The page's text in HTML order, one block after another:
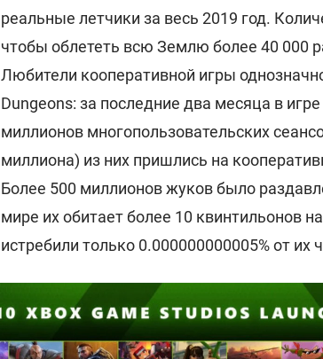
реальные летчики за весь 2019 год.
чтобы облететь всю Землю более 40 000
Любители кооперативной игры
Dungeons: за последние два месяца в
миллионов многопользовательских
миллиона) из них пришлись на
Более 500 миллионов жуков было
мире их обитает более 10 квинтильонов
истребили только 0.000000000005% от их